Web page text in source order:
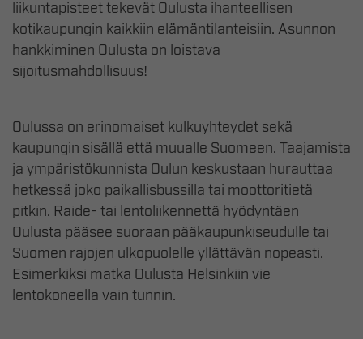
liikuntapisteet tekevät Oulusta ihanteellisen
kotikaupungin kaikkiin elämäntilanteisiin. Asunnon
hankkiminen Oulusta on loistava
sijoitusmahdollisuus!
Oulussa on erinomaiset kulkuyhteydet sekä
kaupungin sisällä että muualle Suomeen. Taajamista
ja ympäristökunnista Oulun keskustaan hurauttaa
hetkessä joko paikallisbussilla tai moottoritietä
pitkin. Raide- tai lentoliikennettä hyödyntäen
Oulusta pääsee suoraan pääkaupunkiseudulle tai
Suomen rajojen ulkopuolelle yllättävän nopeasti.
Esimerkiksi matka Oulusta Helsinkiin vie
lentokoneella vain tunnin.